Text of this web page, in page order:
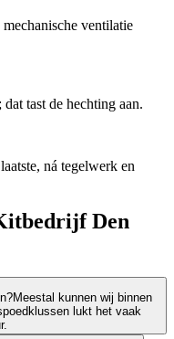
ventilatie
tast de hechting aan.
ná tegelwerk en
Den
Meestal kunnen wij binnen
lukt het vaak